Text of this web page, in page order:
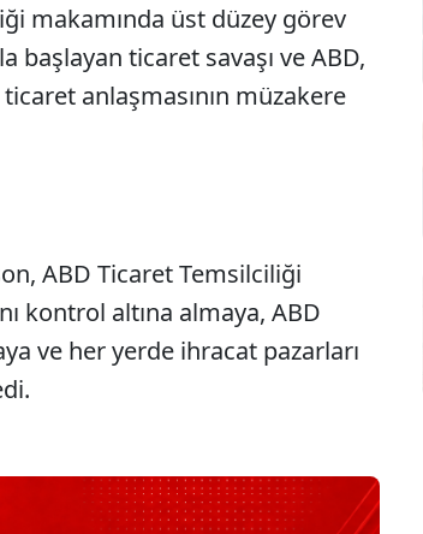
makamında üst düzey görev
başlayan ticaret savaşı ve ABD,
anlaşmasının müzakere
ABD Ticaret Temsilciliği
kontrol altına almaya, ABD
ve her yerde ihracat pazarları